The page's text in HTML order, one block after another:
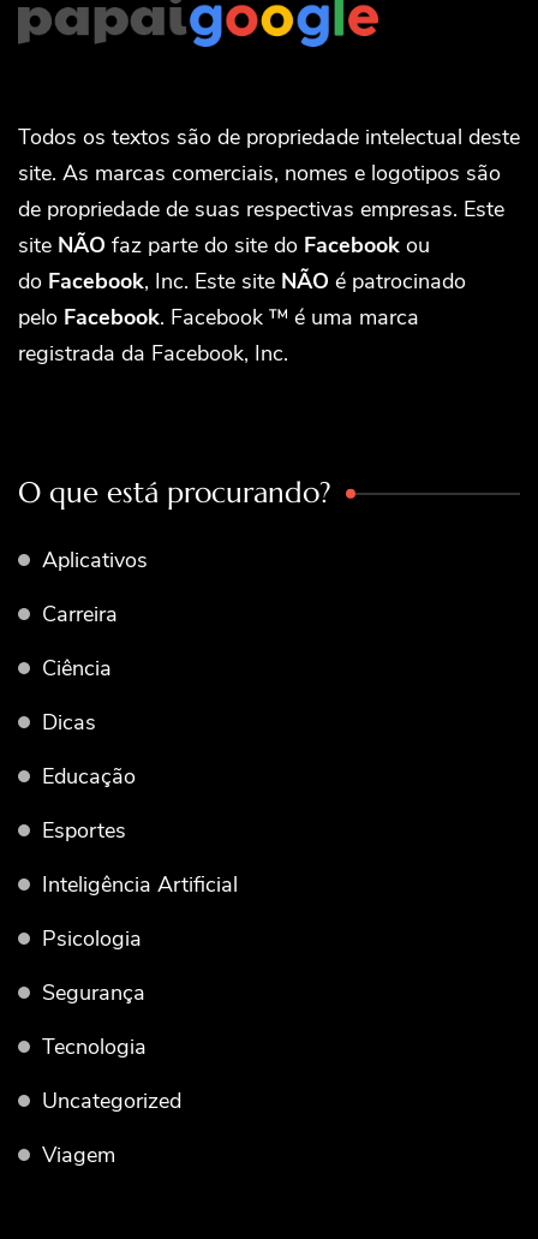
Todos os textos são de propriedade intelectual deste
site. As marcas comerciais, nomes e logotipos são
de propriedade de suas respectivas empresas. Este
site NÃO faz parte do site do Facebook ou
do Facebook, Inc. Este site NÃO é patrocinado
pelo Facebook. Facebook ™ é uma marca
registrada da Facebook, Inc.
O que está procurando?
Aplicativos
Carreira
Ciência
Dicas
Educação
Esportes
Inteligência Artificial
Psicologia
Segurança
Tecnologia
Uncategorized
Viagem